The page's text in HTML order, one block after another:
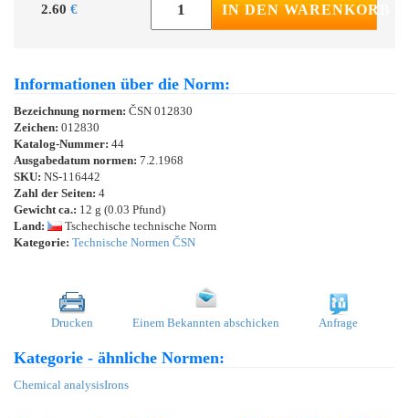
2.60 € IN DEN WARENKORB
Informationen über die Norm:
Bezeichnung normen: ČSN 012830
Zeichen: 012830
Katalog-Nummer: 44
Ausgabedatum normen: 7.2.1968
SKU: NS-116442
Zahl der Seiten: 4
Gewicht ca.: 12 g (0.03 Pfund)
Land:
Tschechische technische Norm
Kategorie: Technische Normen ČSN
Drucken Einem Bekannten abschicken Anfrage
Kategorie - ähnliche Normen:
Chemical analysisIrons